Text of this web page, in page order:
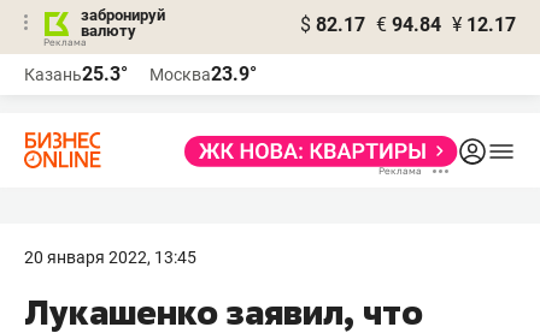
забронируй
валюту
$ 82.17 € 94.84 ¥ 12.17
Казань25.3° Москва23.9°
20 января 2022, 13:45
Лукашенко заявил, что